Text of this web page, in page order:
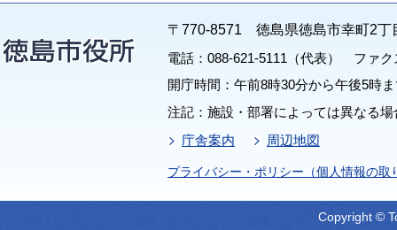
〒770-8571 徳島県徳島市幸町2丁
電話：088-621-5111（代表） ファク
開庁時間：午前8時30分から午後5時
注記：施設・部署によっては異なる
庁舎案内
周辺地図
プライバシー・ポリシー（個人情報の取
Copyright ©